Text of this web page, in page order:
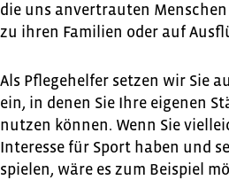
die uns anvertrauten
zu ihren Familien oder auf
Als Pflegehelfer setzen wir Sie
ein, in denen Sie Ihre eigenen
nutzen können. Wenn Sie
Interesse für Sport haben und
spielen, wäre es zum Beispiel